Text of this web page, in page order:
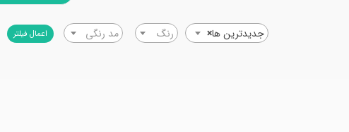
×جدیدترین ها رنگ مد رنگی اعمال فیلتر